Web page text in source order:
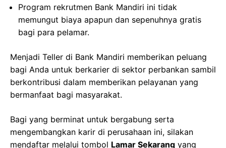
Program rekrutmen Bank Mandiri ini tidak
memungut biaya apapun dan sepenuhnya gratis
bagi para pelamar.
Menjadi Teller di Bank Mandiri memberikan peluang
bagi Anda untuk berkarier di sektor perbankan sambil
berkontribusi dalam memberikan pelayanan yang
bermanfaat bagi masyarakat.
Bagi yang berminat untuk bergabung serta
mengembangkan karir di perusahaan ini, silakan
mendaftar melalui tombol Lamar Sekarang yang